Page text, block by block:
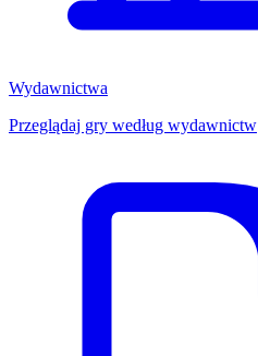
Wydawnictwa
Przeglądaj gry według wydawnictw